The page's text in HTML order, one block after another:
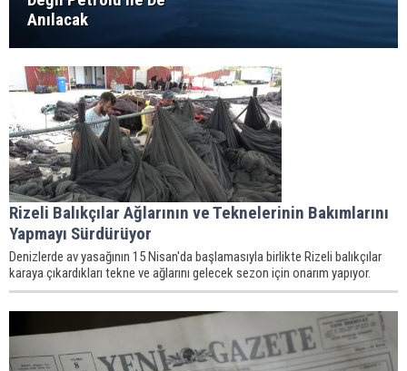
Anılacak
Rizeli Balıkçılar Ağlarının ve Teknelerinin Bakımlarını
Yapmayı Sürdürüyor
Denizlerde av yasağının 15 Nisan'da başlamasıyla birlikte Rizeli balıkçılar
karaya çıkardıkları tekne ve ağlarını gelecek sezon için onarım yapıyor.